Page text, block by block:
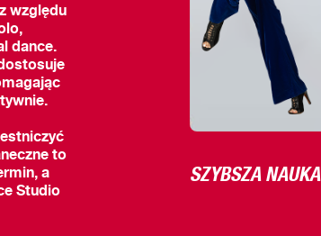
względu
dance.
to
a
Studio
SZYBSZA NAUKA